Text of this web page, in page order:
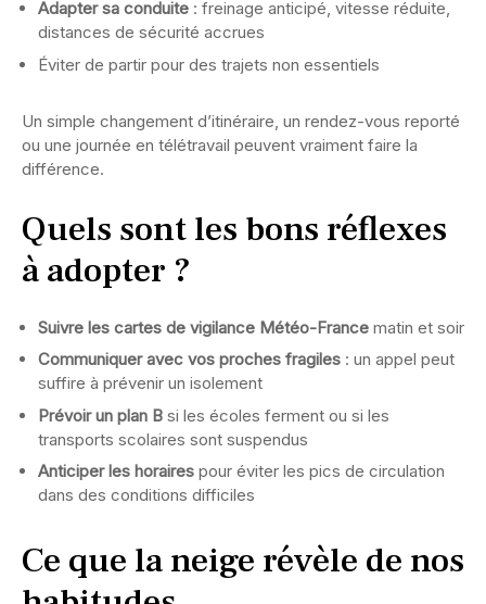
Adapter sa conduite : freinage anticipé, vitesse réduite,
distances de sécurité accrues
Éviter de partir pour des trajets non essentiels
Un simple changement d’itinéraire, un rendez-vous reporté
ou une journée en télétravail peuvent vraiment faire la
différence.
Quels sont les bons réflexes
à adopter ?
Suivre les cartes de vigilance Météo-France matin et soir
Communiquer avec vos proches fragiles : un appel peut
suffire à prévenir un isolement
Prévoir un plan B si les écoles ferment ou si les
transports scolaires sont suspendus
Anticiper les horaires pour éviter les pics de circulation
dans des conditions difficiles
Ce que la neige révèle de nos